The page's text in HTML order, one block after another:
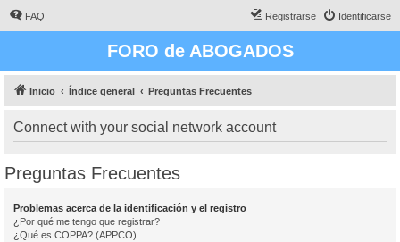
FAQ Identificarse
Registrarse
FORO de ABOGADOS
Inicio Índice general Preguntas Frecuentes
Connect with your social network account
Preguntas Frecuentes
Problemas acerca de la identificación y el registro
¿Por qué me tengo que registrar?
¿Qué es COPPA? (APPCO)